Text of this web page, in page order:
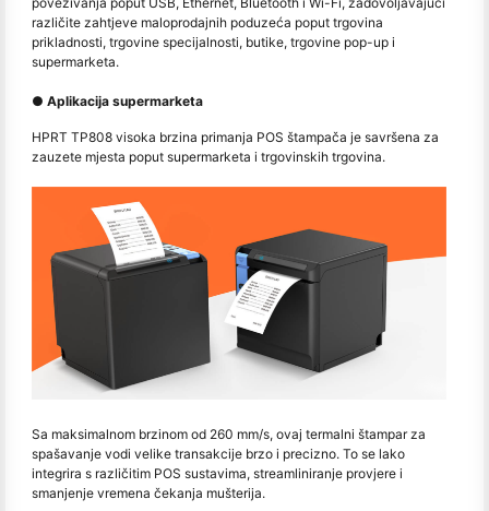
različite zahtjeve maloprodajnih poduzeća poput trgovina
prikladnosti, trgovine specijalnosti, butike, trgovine pop-up i
supermarketa.
● Aplikacija supermarketa
HPRT TP808 visoka brzina primanja POS štampača je savršena za
zauzete mjesta poput supermarketa i trgovinskih trgovina.
Sa maksimalnom brzinom od 260 mm/s, ovaj termalni štampar za
spašavanje vodi velike transakcije brzo i precizno. To se lako
integrira s različitim POS sustavima, streamliniranje provjere i
smanjenje vremena čekanja mušterija.